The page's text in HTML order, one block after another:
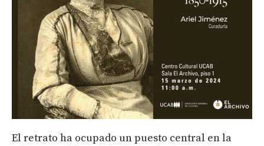
El retrato ha ocupado un puesto central en la